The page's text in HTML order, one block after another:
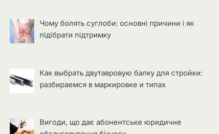
Чому болять суглоби: основні причини і як
підібрати підтримку
Как выбрать двутавровую балку для стройки:
разбираемся в маркировке и типах
Вигоди, що дає абонентське юридичне